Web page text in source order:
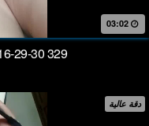
03:02
29-30 329
دقة عالية